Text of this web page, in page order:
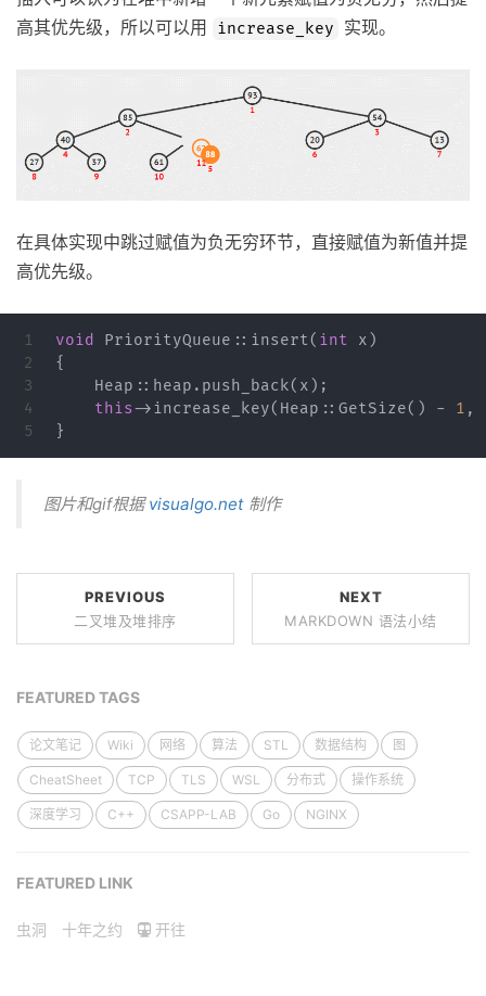
高其优先级，所以可以用
increase_key 实现。
在具体实现中跳过赋值为负无穷环节，直接赋值为新值并提
高优先级。
1
2
3
4
void PriorityQueue :: insert( int x )
{
Heap :: heap . push_back( x );
this->increase_key( Heap :: GetSize() - 1 ,
}
图片和gif根据visualgo.net 制作
PREVIOUS
二叉堆及堆排序
NEXT
MARKDOWN 语法小结
FEATURED TAGS
论文笔记 Wiki 网络 算法 STL 数据结构 图
CheatSheet TCP TLS WSL 分布式 操作系统
深度学习 C++ CSAPP-LAB Go NGINX
FEATURED LINK
虫洞 十年之约 开往